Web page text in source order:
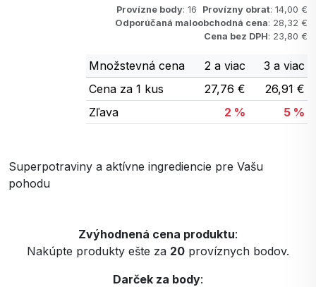
Provízne body: 16 Provízny obrat: 14,00 €
Odporúčaná maloobchodná cena: 28,32 €
Cena bez DPH: 23,80 €
Množstevná cena 2 a viac
3 a viac
Cena za 1 kus
27,76 €
26,91 €
Zľava
2 % 5 %
Superpotraviny a aktívne ingrediencie pre Vašu
pohodu
Zvýhodnená cena produktu:
Nakúpte produkty ešte za 20 províznych bodov.
Darček za body: